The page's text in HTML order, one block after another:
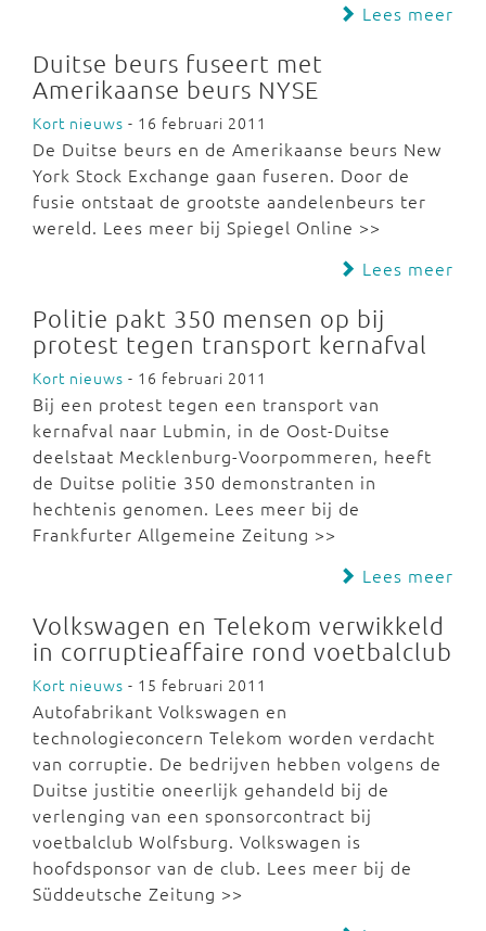
Lees meer
Duitse beurs fuseert met
Amerikaanse beurs NYSE
Kort nieuws - 16 februari 2011
De Duitse beurs en de Amerikaanse beurs New
York Stock Exchange gaan fuseren. Door de
fusie ontstaat de grootste aandelenbeurs ter
wereld. Lees meer bij Spiegel Online >>
Lees meer
Politie pakt 350 mensen op bij
protest tegen transport kernafval
Kort nieuws - 16 februari 2011
Bij een protest tegen een transport van
kernafval naar Lubmin, in de Oost-Duitse
deelstaat Mecklenburg-Voorpommeren, heeft
de Duitse politie 350 demonstranten in
hechtenis genomen. Lees meer bij de
Frankfurter Allgemeine Zeitung >>
Lees meer
Volkswagen en Telekom verwikkeld
in corruptieaffaire rond voetbalclub
Kort nieuws - 15 februari 2011
Autofabrikant Volkswagen en
technologieconcern Telekom worden verdacht
van corruptie. De bedrijven hebben volgens de
Duitse justitie oneerlijk gehandeld bij de
verlenging van een sponsorcontract bij
voetbalclub Wolfsburg. Volkswagen is
hoofdsponsor van de club. Lees meer bij de
Süddeutsche Zeitung >>